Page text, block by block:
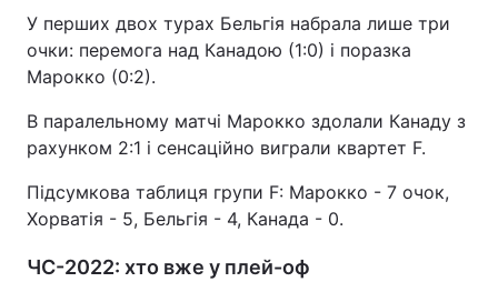
У перших двох турах Бельгія набрала лише три
очки: перемога над Канадою (1:0) і поразка
Марокко (0:2).
В паралельному матчі Марокко здолали Канаду з
рахунком 2:1 і сенсаційно виграли квартет F.
Підсумкова таблиця групи F: Марокко - 7 очок,
Хорватія - 5, Бельгія - 4, Канада - 0.
ЧС-2022: хто вже у плей-оф